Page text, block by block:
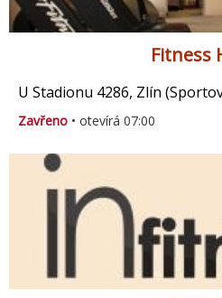
Fitness
U Stadionu 4286, Zlín
Zavřeno • otevírá 07:00